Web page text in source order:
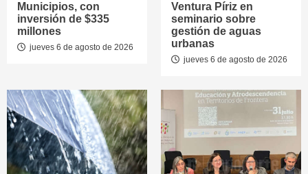
Municipios, con
inversión de $335
millones
jueves 6 de agosto de 2026
Ventura Píriz en
seminario sobre
gestión de aguas
urbanas
jueves 6 de agosto de 2026